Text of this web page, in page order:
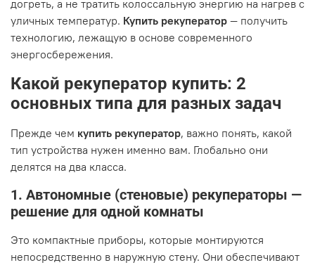
догреть, а не тратить колоссальную энергию на нагрев с
уличных температур. Купить рекуператор — получить
технологию, лежащую в основе современного
энергосбережения.
Какой рекуператор купить: 2
основных типа для разных задач
Прежде чем купить рекуператор, важно понять, какой
тип устройства нужен именно вам. Глобально они
делятся на два класса.
1. Автономные (стеновые) рекуператоры —
решение для одной комнаты
Это компактные приборы, которые монтируются
непосредственно в наружную стену. Они обеспечивают